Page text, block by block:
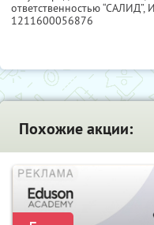
ответственностью “САЛИД”,
1211600056876
Похожие акции: